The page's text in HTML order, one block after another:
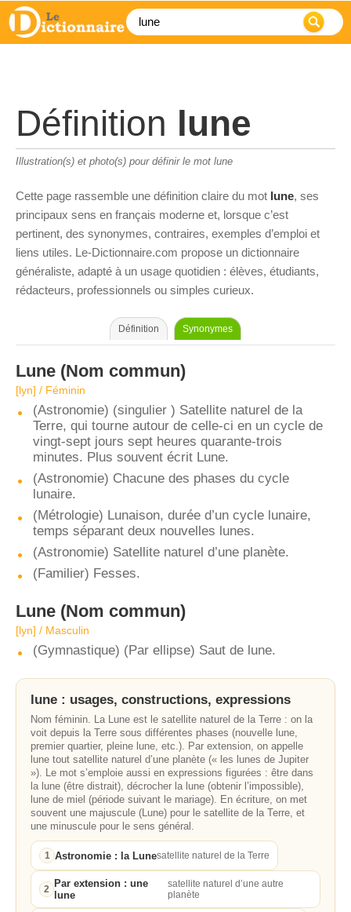
Définition lune
Illustration(s) et photo(s) pour définir le mot lune
Cette page rassemble une définition claire du mot lune, ses
principaux sens en français moderne et, lorsque c’est
pertinent, des synonymes, contraires, exemples d’emploi et
liens utiles. Le-Dictionnaire.com propose un dictionnaire
généraliste, adapté à un usage quotidien : élèves, étudiants,
rédacteurs, professionnels ou simples curieux.
Définition Synonymes
Lune (Nom commun)
[lyn] / Féminin
(Astronomie) (singulier ) Satellite naturel de la
Terre, qui tourne autour de celle-ci en un cycle de
vingt-sept jours sept heures quarante-trois
minutes. Plus souvent écrit Lune.
(Astronomie) Chacune des phases du cycle
lunaire.
(Métrologie) Lunaison, durée d’un cycle lunaire,
temps séparant deux nouvelles lunes.
(Astronomie) Satellite naturel d’une planète.
(Familier) Fesses.
Lune (Nom commun)
[lyn] / Masculin
(Gymnastique) (Par ellipse) Saut de lune.
lune : usages, constructions, expressions
Nom féminin. La Lune est le satellite naturel de la Terre : on la
voit depuis la Terre sous différentes phases (nouvelle lune,
premier quartier, pleine lune, etc.). Par extension, on appelle
lune tout satellite naturel d’une planète (« les lunes de Jupiter
»). Le mot s’emploie aussi en expressions figurées : être dans
la lune (être distrait), décrocher la lune (obtenir l’impossible),
lune de miel (période suivant le mariage). En écriture, on met
souvent une majuscule (Lune) pour le satellite de la Terre, et
une minuscule pour le sens général.
1 Astronomie : la Lunesatellite naturel de la Terre
2 Par extension : une
lune
satellite naturel d’une autre
planète